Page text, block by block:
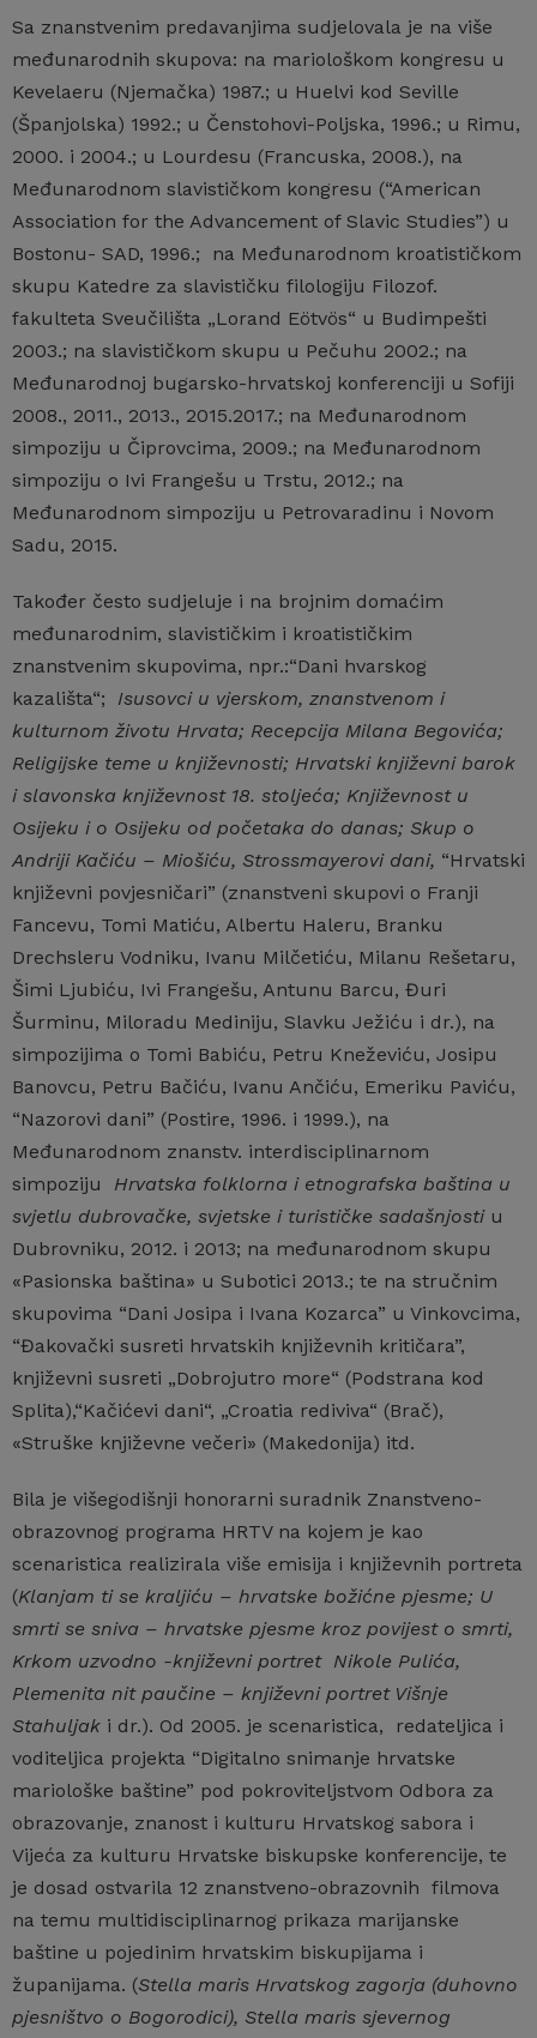
Sa znanstvenim predavanjima sudjelovala je na više
međunarodnih skupova: na mariološkom kongresu u
Kevelaeru (Njemačka) 1987.; u Huelvi kod Seville
(Španjolska) 1992.; u Čenstohovi-Poljska, 1996.; u Rimu,
2000. i 2004.; u Lourdesu (Francuska, 2008.), na
Međunarodnom slavističkom kongresu (“American
Association for the Advancement of Slavic Studies”) u
Bostonu- SAD, 1996.; na Međunarodnom kroatističkom
skupu Katedre za slavističku filologiju Filozof.
fakulteta Sveučilišta „Lorand Eötvös“ u Budimpešti
2003.; na slavističkom skupu u Pečuhu 2002.; na
Međunarodnoj bugarsko-hrvatskoj konferenciji u Sofiji
2008., 2011., 2013., 2015.2017.; na Međunarodnom
simpoziju u Čiprovcima, 2009.; na Međunarodnom
simpoziju o Ivi Frangešu u Trstu, 2012.; na
Međunarodnom simpoziju u Petrovaradinu i Novom
Sadu, 2015.
Također često sudjeluje i na brojnim domaćim
međunarodnim, slavističkim i kroatističkim
znanstvenim skupovima, npr.:“Dani hvarskog
kazališta“;
Isusovci u vjerskom, znanstvenom i
kulturnom životu Hrvata; Recepcija Milana Begovića;
Religijske teme u književnosti; Hrvatski književni barok
i slavonska književnost 18. stoljeća; Književnost u
Osijeku i o Osijeku od početaka do danas; Skup o
Andriji Kačiću – Miošiću, Strossmayerovi dani, “Hrvatski
književni povjesničari” (znanstveni skupovi o Franji
Fancevu, Tomi Matiću, Albertu Haleru, Branku
Drechsleru Vodniku, Ivanu Milčetiću, Milanu Rešetaru,
Šimi Ljubiću, Ivi Frangešu, Antunu Barcu, Đuri
Šurminu, Miloradu Mediniju, Slavku Ježiću i dr.), na
simpozijima o Tomi Babiću, Petru Kneževiću, Josipu
Banovcu, Petru Bačiću, Ivanu Ančiću, Emeriku Paviću,
“Nazorovi dani” (Postire, 1996. i 1999.), na
Međunarodnom znanstv. interdisciplinarnom
simpoziju
Hrvatska folklorna i etnografska baština u
svjetlu dubrovačke, svjetske i turističke sadašnjostiu
Dubrovniku, 2012. i 2013; na međunarodnom skupu
«Pasionska baština» u Subotici 2013.; te na stručnim
skupovima “Dani Josipa i Ivana Kozarca” u Vinkovcima,
“Đakovački susreti hrvatskih književnih kritičara”,
književni susreti „Dobrojutro more“ (Podstrana kod
Splita),“Kačićevi dani“, „Croatia rediviva“ (Brač),
«Struške književne večeri» (Makedonija) itd.
Bila je višegodišnji honorarni suradnik Znanstveno-
obrazovnog programa HRTV na kojem je kao
scenaristica realizirala više emisija i književnih portreta
(Klanjam ti se kraljiću – hrvatske božićne pjesme; U
smrti se sniva – hrvatske pjesme kroz povijest o smrti,
Krkom uzvodno -književni portret Nikole Pulića,
Plemenita nit paučine – književni portret Višnje
Stahuljak i dr.). Od 2005. je scenaristica, redateljica i
voditeljica projekta “Digitalno snimanje hrvatske
mariološke baštine” pod pokroviteljstvom Odbora za
obrazovanje, znanost i kulturu Hrvatskog sabora i
Vijeća za kulturu Hrvatske biskupske konferencije, te
je dosad ostvarila 12 znanstveno-obrazovnih filmova
na temu multidisciplinarnog prikaza marijanske
baštine u pojedinim hrvatskim biskupijama i
županijama. (Stella maris Hrvatskog zagorja (duhovno
pjesništvo o Bogorodici), Stella maris sjevernog